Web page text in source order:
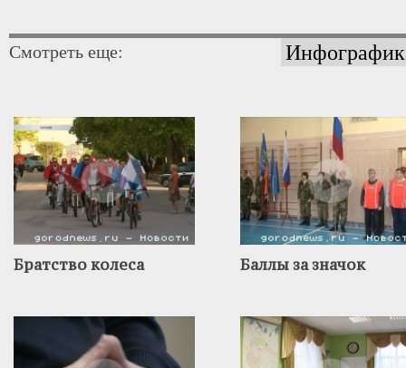
Смотреть еще:
Братство колеса Баллы за значок